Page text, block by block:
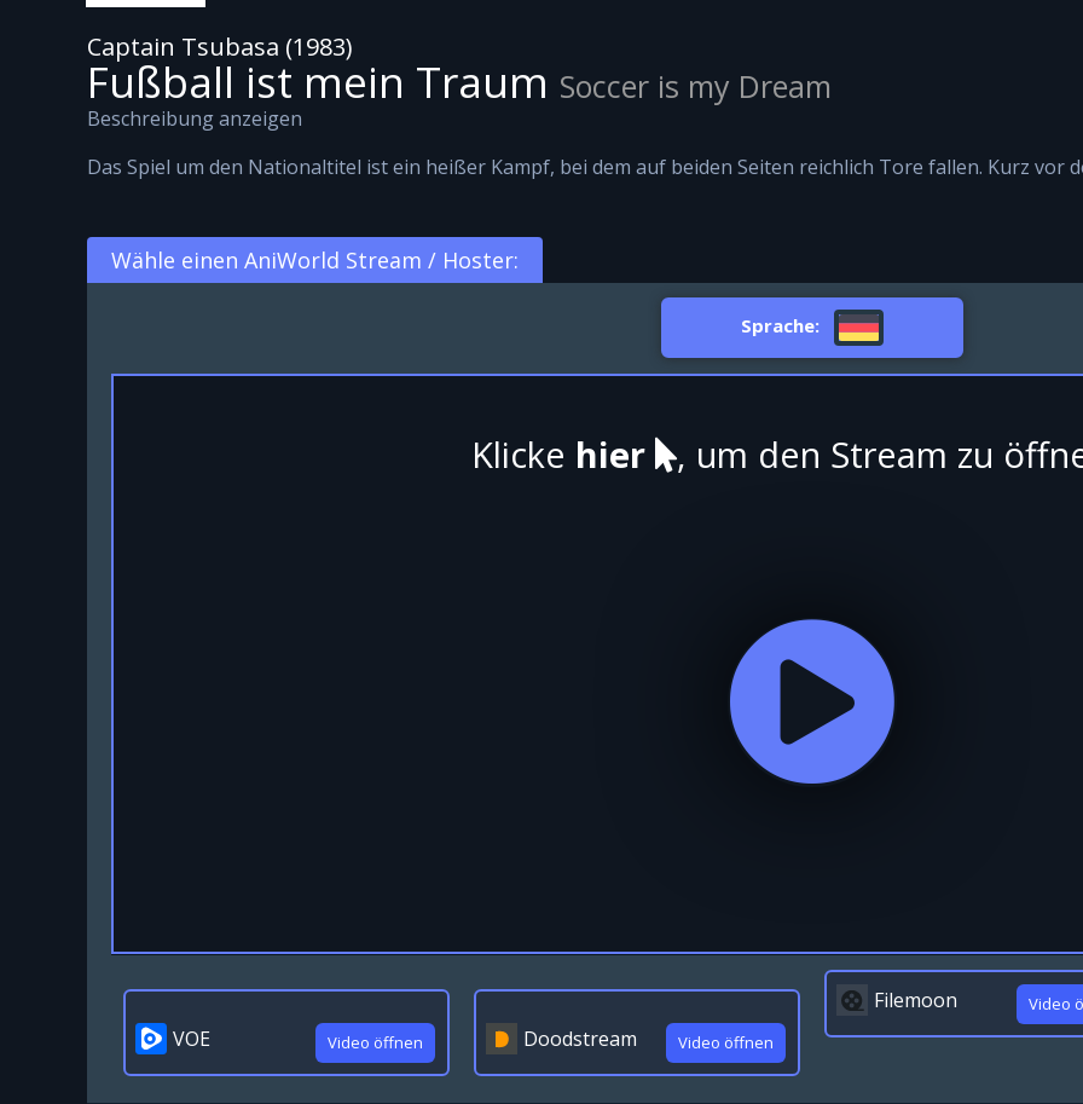
Captain Tsubasa (1983)
Fußball ist mein Traum Soccer is my Dream
Beschreibung anzeigen
Das Spiel um den Nationaltitel ist ein heißer Kampf, bei dem auf beiden Seiten reichlich Tore fallen. Kurz vor
Wähle einen AniWorld Stream / Hoster:
Sprache:
Klicke hier , um den Stream zu
VOE Video öffnen Doodstream Video öffnen
Filemoon Video